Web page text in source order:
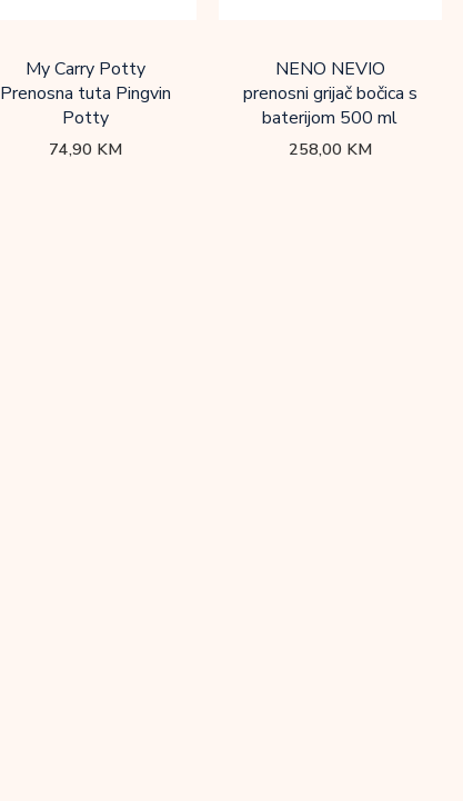
My Carry Potty
Prenosna tuta Pingvin
Potty
74,90 KM
NENO NEVIO
prenosni grijač bočica s
baterijom 500 ml
258,00 KM